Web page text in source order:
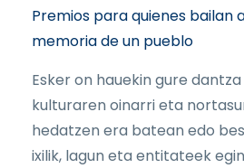
Premios para quienes bailan
memoria de un pueblo
Esker on hauekin gure
kulturaren oinarri eta
hedatzen era batean edo
ixilik, lagun eta entitateek